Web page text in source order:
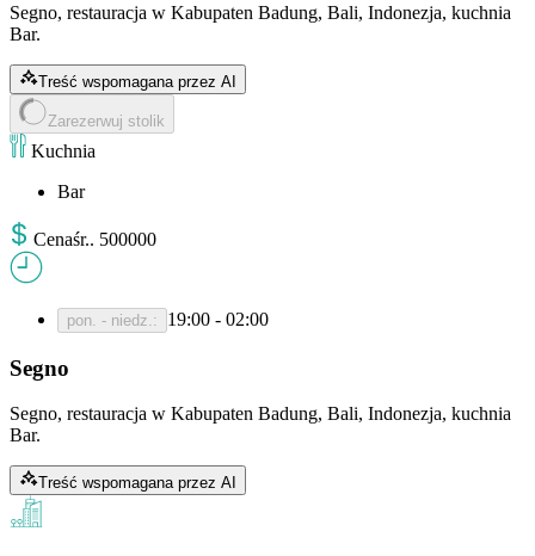
Segno, restauracja w Kabupaten Badung, Bali, Indonezja, kuchnia
Bar.
Treść wspomagana przez AI
Zarezerwuj stolik
Kuchnia
Bar
Cenaśr.. 500000
pon. - niedz. : 19:00 - 02:00
Segno
Segno, restauracja w Kabupaten Badung, Bali, Indonezja, kuchnia
Bar.
Treść wspomagana przez AI